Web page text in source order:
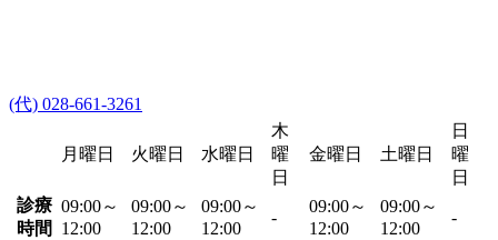
(代) 028-661-3261
月曜日 火曜日 水曜日
木
曜
日
金曜日 土曜日
日
曜
日
診療
時間
09:00～
12:00
09:00～
12:00
09:00～
12:00
-
09:00～
12:00
09:00～
12:00
-